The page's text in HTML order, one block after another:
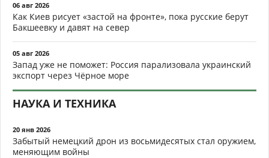
06 авг 2026
Как Киев рисует «застой на фронте», пока русские берут
Бакшеевку и давят на север
05 авг 2026
Запад уже не поможет: Россия парализовала украинский
экспорт через Чёрное море
НАУКА И ТЕХНИКА
20 янв 2026
Забытый немецкий дрон из восьмидесятых стал оружием,
меняющим войны